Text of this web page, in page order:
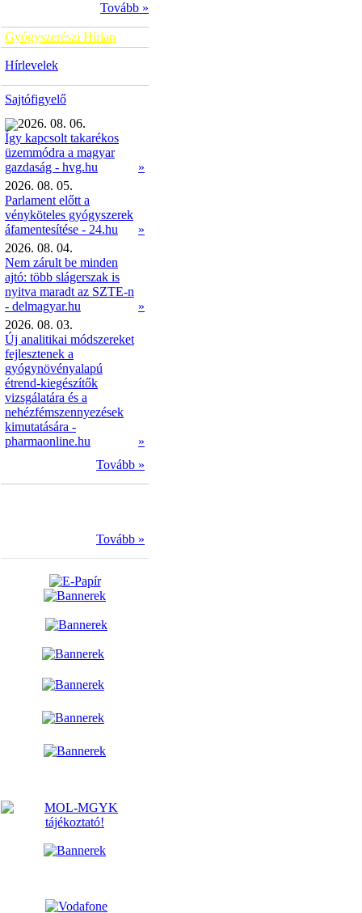
Tovább »
Gyógyszerészi Hírlap
Hírlevelek
Sajtófigyelő
2026. 08. 06.
Így kapcsolt takarékos
üzemmódra a magyar
gazdaság - hvg.hu
»
2026. 08. 05.
Parlament előtt a
vényköteles gyógyszerek
áfamentesítése - 24.hu
»
2026. 08. 04.
Nem zárult be minden
ajtó: több slágerszak is
nyitva maradt az SZTE-n
- delmagyar.hu
»
2026. 08. 03.
Új analitikai módszereket
fejlesztenek a
gyógynövényalapú
étrend-kiegészítők
vizsgálatára és a
nehézfémszennyezések
kimutatására -
pharmaonline.hu
»
Tovább »
Tovább »